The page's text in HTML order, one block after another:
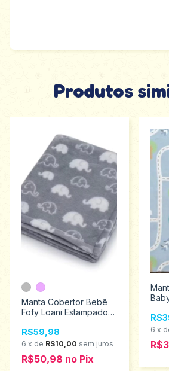
Produtos
Manta Cobertor Bebê
Fofy Loani Estampado
R$59,98
6 x de R$10,00 sem juros
R$50,98 no Pix
6 x